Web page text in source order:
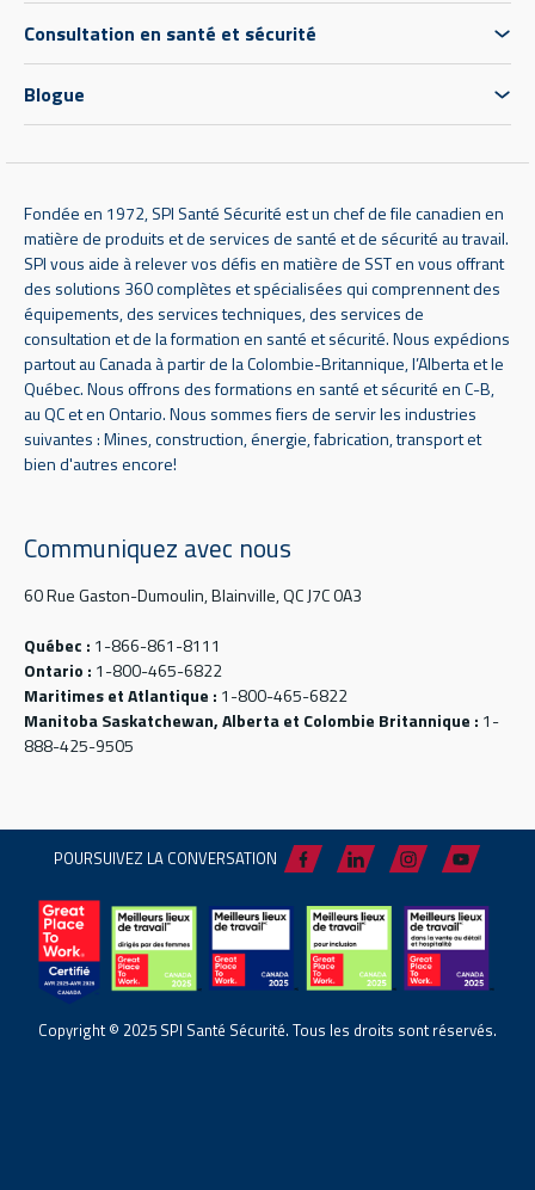
Consultation en santé et sécurité
Blogue
Fondée en 1972, SPI Santé Sécurité est un chef de file canadien en
matière de produits et de services de santé et de sécurité au travail.
SPI vous aide à relever vos défis en matière de SST en vous offrant
des solutions 360 complètes et spécialisées qui comprennent des
équipements, des services techniques, des services de
consultation et de la formation en santé et sécurité. Nous expédions
partout au Canada à partir de la Colombie-Britannique, l’Alberta et le
Québec. Nous offrons des formations en santé et sécurité en C-B,
au QC et en Ontario. Nous sommes fiers de servir les industries
suivantes : Mines, construction, énergie, fabrication, transport et
bien d'autres encore!
Communiquez avec nous
60 Rue Gaston-Dumoulin, Blainville, QC J7C 0A3
Québec : 1-866-861-8111
Ontario : 1-800-465-6822
Maritimes et Atlantique : 1-800-465-6822
Manitoba Saskatchewan, Alberta et Colombie Britannique : 1-
888-425-9505
POURSUIVEZ LA CONVERSATION
Copyright © 2025 SPI Santé Sécurité. Tous les droits sont réservés.